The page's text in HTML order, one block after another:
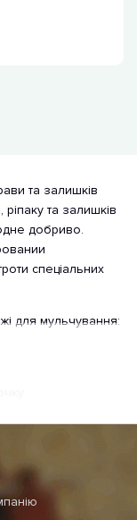
та залишків
та залишків
добриво.
спеціальних
для мульчування:
комбайнів.
системам
Вироби